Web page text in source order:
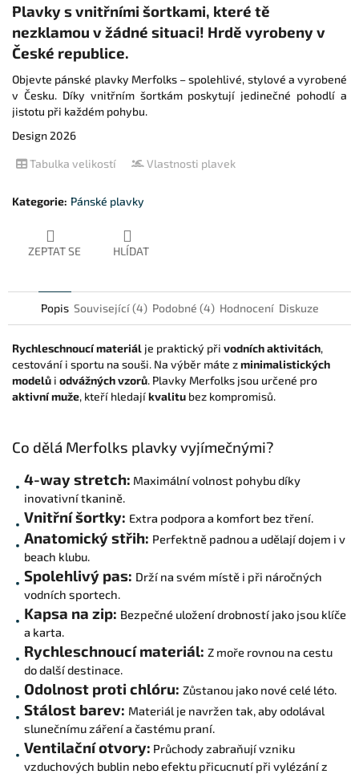
Plavky s vnitřními šortkami, které tě
nezklamou v žádné situaci! Hrdě vyrobeny v
České republice.
Objevte pánské plavky Merfolks – spolehlivé, stylové a vyrobené
v Česku. Díky vnitřním šortkám poskytují jedinečné pohodlí a
jistotu při každém pohybu.
Design 2026
Tabulka velikostí Vlastnosti plavek
Kategorie: Pánské plavky
ZEPTAT SE HLÍDAT
Popis Související (4) Podobné (4) Hodnocení Diskuze
Rychleschnoucí materiál je praktický při vodních aktivitách,
cestování i sportu na souši. Na výběr máte zminimalistických
modelů i odvážných vzorů. Plavky Merfolks jsou určené pro
aktivní muže, kteří hledajíkvalitu bez kompromisů.
Co dělá Merfolks plavky vyjímečnými?
4-way stretch: Maximální volnost pohybu díky
inovativní tkanině.
Vnitřní šortky: Extra podpora a komfort bez tření.
Anatomický střih: Perfektně padnou a udělají dojem i v
beach klubu.
Spolehlivý pas: Drží na svém místě i při náročných
vodních sportech.
Kapsa na zip: Bezpečné uložení drobností jako jsou klíče
a karta.
Rychleschnoucí materiál: Z moře rovnou na cestu
do další destinace.
Odolnost proti chlóru: Zůstanou jako nové celé léto.
Stálost barev: Materiál je navržen tak, aby odolával
slunečnímu záření a častému praní.
Ventilační otvory: Průchody zabraňují vzniku
vzduchových bublin nebo efektu přicucnutí při vylézání z